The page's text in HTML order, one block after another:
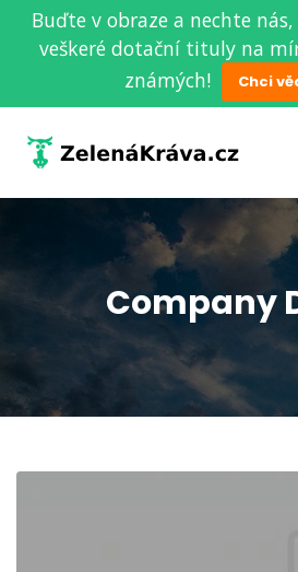
Buďte v obraze a nechte
veškeré dotační tituly na
známých!
Chci
Company